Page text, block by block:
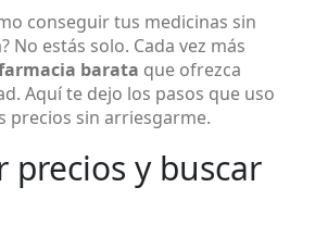
conseguir tus medicinas sin
No estás solo. Cada vez más
barata que ofrezca
Aquí te dejo los pasos que uso
precios sin arriesgarme.
precios y buscar